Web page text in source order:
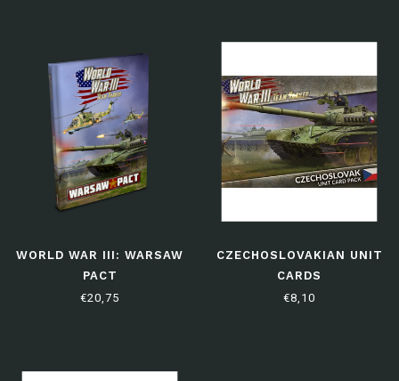
WORLD WAR III: WARSAW
PACT
€20,75
CZECHOSLOVAKIAN UNIT
CARDS
€8,10